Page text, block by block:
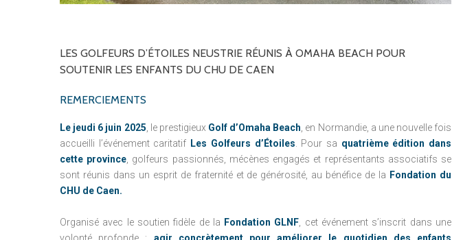
LES GOLFEURS D’ÉTOILES NEUSTRIE RÉUNIS À OMAHA BEACH POUR
SOUTENIR LES ENFANTS DU CHU DE CAEN
REMERCIEMENTS
Le jeudi 6 juin 2025 , le prestigieux Golf d’Omaha Beach , en Normandie, a une nouvelle fois
accueilli l’événement caritatif Les Golfeurs d’Étoiles . Pour sa quatrième édition dans
cette province , golfeurs passionnés, mécènes engagés et représentants associatifs se
sont réunis dans un esprit de fraternité et de générosité, au bénéfice de la Fondation du
CHU de Caen.
Organisé avec le soutien fidèle de la Fondation GLNF , cet événement s’inscrit dans une
volonté profonde : agir concrètement pour améliorer le quotidien des enfants